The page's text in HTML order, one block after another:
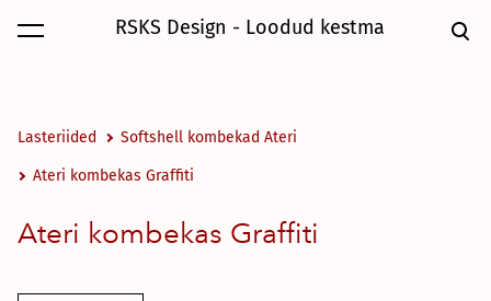
RSKS Design - Loodud kestma
lisati ostukorvi. Vaata ostukorvi
Lasteriided Softshell kombekad Ateri
Ateri kombekas Graffiti
Ateri kombekas Graffiti